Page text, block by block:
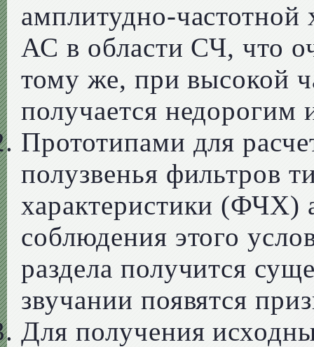
амплитудно-
АС в области СЧ, что
тому же, при высокой
получается
Прототипами для
полузвенья фильтров
характеристики (ФЧХ)
соблюдения этого
раздела получится
звучании появятся
Для получения